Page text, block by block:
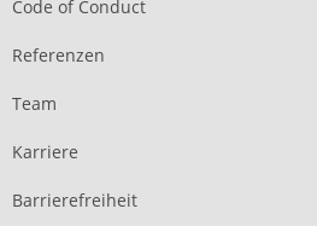
Code of Conduct
Referenzen
Team
Karriere
Barrierefreiheit